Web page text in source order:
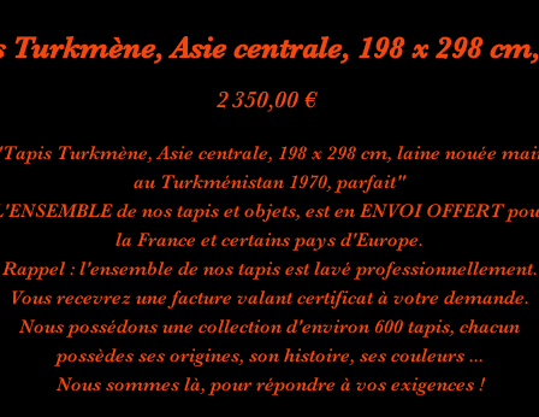
Turkmène, Asie centrale, 198 x 298
2 350,00 €Prix
Turkmène, Asie centrale, 198 x 298 cm, laine nouée
au Turkménistan 1970, parfait"
de nos tapis et objets, est en ENVOI OFFERT
la France et certains pays d'Europe.
Rappel : l'ensemble de nos tapis est lavé professionnellement.
Vous recevrez une facture valant certificat à votre demande.
Nous possédons une collection d'environ 600 tapis, chacun
possèdes ses origines, son histoire, ses couleurs ...
Nous sommes là, pour répondre à vos exigences !